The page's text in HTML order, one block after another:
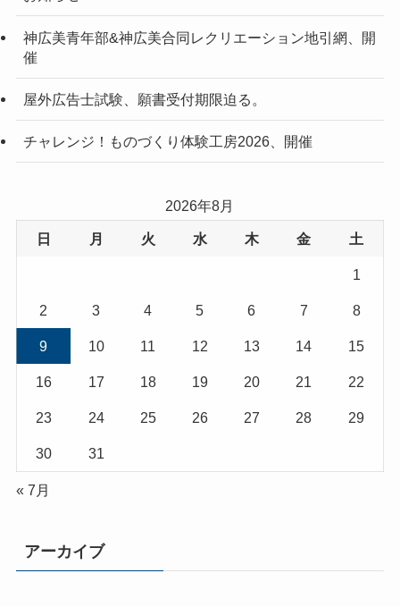
神広美青年部&神広美合同レクリエーション地引網、開
催
屋外広告士試験、願書受付期限迫る。
チャレンジ！ものづくり体験工房2026、開催
2026年8月
日 月 火 水 木 金 土
1
2 3 4 5 6 7 8
9 10 11 12 13 14 15
16 17 18 19 20 21 22
23 24 25 26 27 28 29
30 31
« 7月
アーカイブ